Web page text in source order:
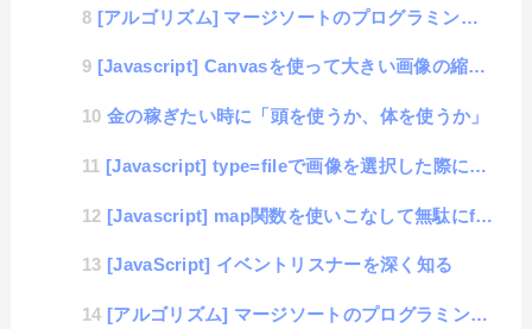
[アルゴリズム] マージソートのプログラミング（C言語編）
[Javascript] Canvasを使って大きい画像の縮小データをbase64で出力までをブラウ...
金の稼ぎたい時に「頭を使うか、体を使うか」
[Javascript] type=fileで画像を選択した際に、プレビュー表示をするサンプル
[Javascript] map関数を使いこなして無駄にfor文を使わない
[JavaScript] イベントリスナーを深く知る
[アルゴリズム] マージソートのプログラミング（AWK編）